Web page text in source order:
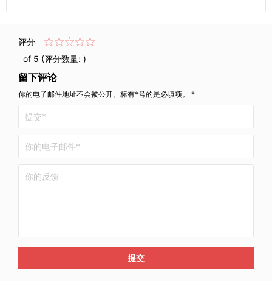
评分
of 5 (评分数量: )
留下评论
你的电子邮件地址不会被公开。标有*号的是必填项。 *
提交